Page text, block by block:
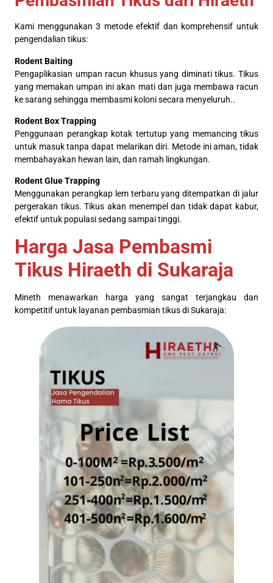
Kami menggunakan 3 metode efektif dan komprehensif untuk
pengendalian tikus:
Rodent Baiting
Pengaplikasian umpan racun khusus yang diminati tikus. Tikus
yang memakan umpan ini akan mati dan juga membawa racun
ke sarang sehingga membasmi koloni secara menyeluruh..
Rodent Box Trapping
Penggunaan perangkap kotak tertutup yang memancing tikus
untuk masuk tanpa dapat melarikan diri. Metode ini aman, tidak
membahayakan hewan lain, dan ramah lingkungan.
Rodent Glue Trapping
Menggunakan perangkap lem terbaru yang ditempatkan di jalur
pergerakan tikus. Tikus akan menempel dan tidak dapat kabur,
efektif untuk populasi sedang sampai tinggi.
Harga Jasa Pembasmi
Tikus Hiraeth di Sukaraja
Mineth menawarkan harga yang sangat terjangkau dan
kompetitif untuk layanan pembasmian tikus di Sukaraja: